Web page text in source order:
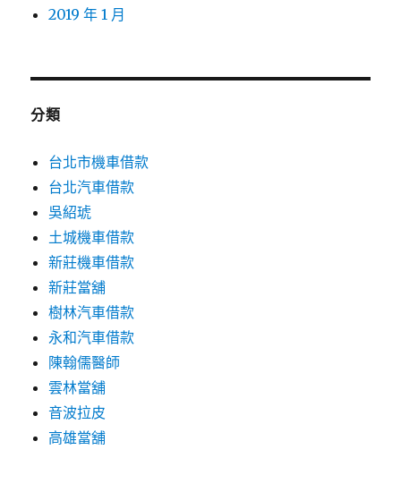
2019 年 1 月
分類
台北市機車借款
台北汽車借款
吳紹琥
土城機車借款
新莊機車借款
新莊當舖
樹林汽車借款
永和汽車借款
陳翰儒醫師
雲林當舖
音波拉皮
高雄當舖